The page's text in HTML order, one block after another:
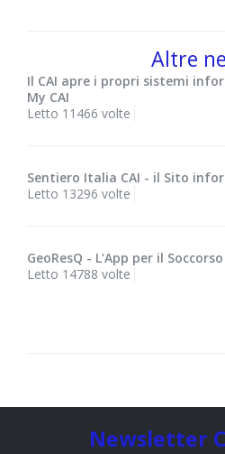
Altre
Il CAI apre i propri sistemi
My CAI
Letto 11466 volte
Sentiero Italia CAI - il Sito
Letto 13296 volte
GeoResQ - L'App per il
Letto 14788 volte
Newsletter